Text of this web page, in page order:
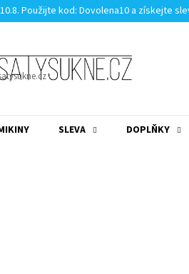
Použijte kod: Dovolena10 a získejte
SLEVA DOPLŇKY